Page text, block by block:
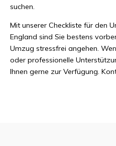
suchen.
Mit unserer Checkliste für den
England sind Sie bestens
Umzug stressfrei angehen.
oder professionelle
Ihnen gerne zur Verfügung.